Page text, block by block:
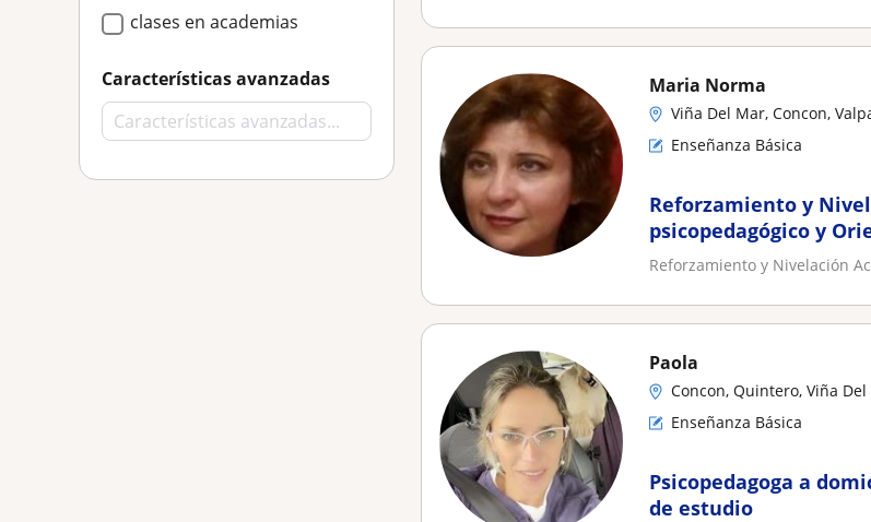
clases en academias
Características avanzadas Maria Norma
Viña Del Mar, Concon,
Enseñanza Básica
Reforzamiento y
psicopedagógico y
Reforzamiento y Nivelación
Paola
Concon, Quintero, Viña
Enseñanza Básica
Psicopedagoga a
de estudio